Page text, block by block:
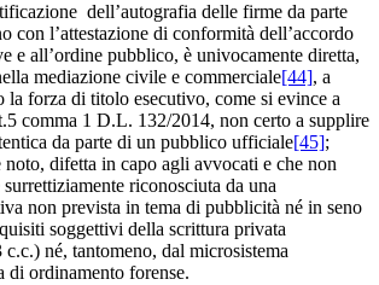
dell’autografia delle firme da parte
con l’attestazione di conformità dell’accordo
e all’ordine pubblico, è univocamente diretta,
mediazione civile e commerciale[44], a
la forza di titolo esecutivo, come si evince a
comma 1 D.L. 132/2014, non certo a supplire
da parte di un pubblico ufficiale[45];
noto, difetta in capo agli avvocati e che non
riconosciuta da una
non prevista in tema di pubblicità né in seno
soggettivi della scrittura privata
c.c.) né, tantomeno, dal microsistema
di ordinamento forense.